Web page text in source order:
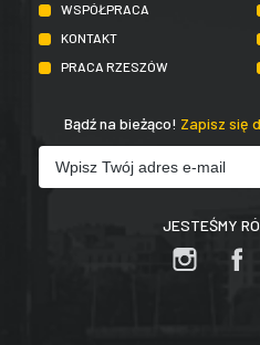
WSPÓŁPRACA
KONTAKT
PRACA RZESZÓW
Bądź na bieżąco! Zapisz się
JESTEŚMY